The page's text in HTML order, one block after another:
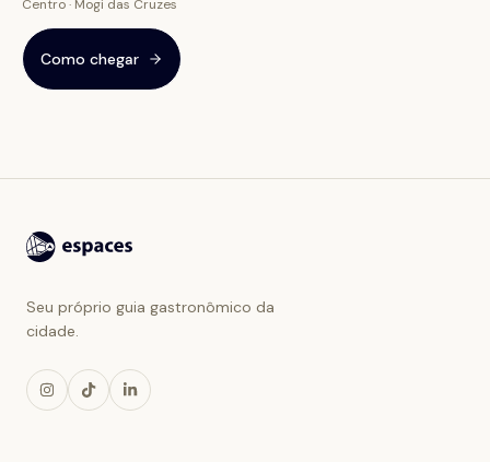
Centro · Mogi das Cruzes
Como chegar
Seu próprio guia gastronômico da
cidade.